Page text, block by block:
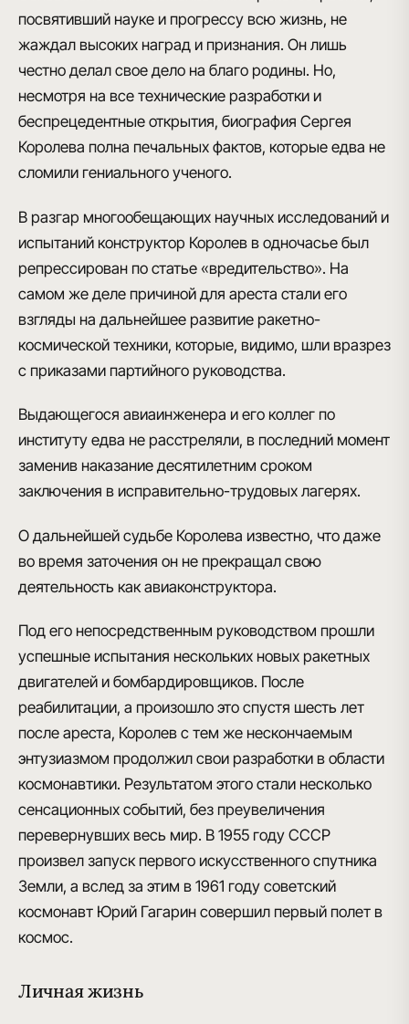
посвятивший науке и прогрессу всю жизнь, не
жаждал высоких наград и признания. Он лишь
честно делал свое дело на благо родины. Но,
несмотря на все технические разработки и
беспрецедентные открытия, биография Сергея
Королева полна печальных фактов, которые едва не
сломили гениального ученого.
В разгар многообещающих научных исследований и
испытаний конструктор Королев в одночасье был
репрессирован по статье «вредительство». На
самом же деле причиной для ареста стали его
взгляды на дальнейшее развитие ракетно-
космической техники, которые, видимо, шли вразрез
с приказами партийного руководства.
Выдающегося авиаинженера и его коллег по
институту едва не расстреляли, в последний момент
заменив наказание десятилетним сроком
заключения в исправительно-трудовых лагерях.
О дальнейшей судьбе Королева известно, что даже
во время заточения он не прекращал свою
деятельность как авиаконструктора.
Под его непосредственным руководством прошли
успешные испытания нескольких новых ракетных
двигателей и бомбардировщиков. После
реабилитации, а произошло это спустя шесть лет
после ареста, Королев с тем же нескончаемым
энтузиазмом продолжил свои разработки в области
космонавтики. Результатом этого стали несколько
сенсационных событий, без преувеличения
перевернувших весь мир. В 1955 году СССР
произвел запуск первого искусственного спутника
Земли, а вслед за этим в 1961 году советский
космонавт Юрий Гагарин совершил первый полет в
космос.
Личная жизнь